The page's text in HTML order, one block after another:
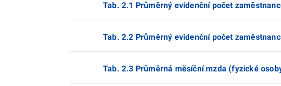
Tab. 2.1 Průměrný evidenční počet
Tab. 2.2 Průměrný evidenční počet
Tab. 2.3 Průměrná měsíční mzda (fyzické